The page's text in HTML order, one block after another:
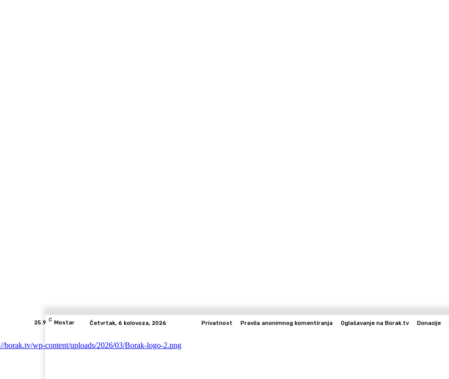
25.9 C Mostar Četvrtak, 6 kolovoza, 2026 Privatnost Pravila anonimnog komentiranja Oglašavanje na Borak.tv Donacije